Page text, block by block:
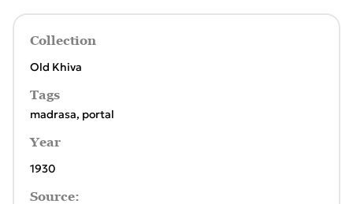
Collection
Old Khiva
Tags
madrasa, portal
Year
1930
Source: